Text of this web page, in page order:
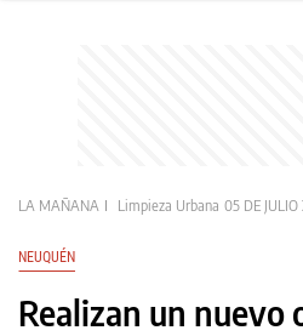
LA MAÑANA Limpieza Urbana 05 DE
NEUQUÉN
Realizan un nuevo